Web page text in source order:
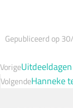
Gepubliceerd op
Vorige
VolgendeHanneke